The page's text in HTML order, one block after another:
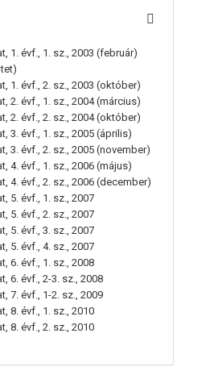
1. évf., 1. sz., 2003 (február)
1. évf., 2. sz., 2003 (október)
2. évf., 1. sz., 2004 (március)
2. évf., 2. sz., 2004 (október)
3. évf., 1. sz., 2005 (április)
3. évf., 2. sz., 2005 (november)
4. évf., 1. sz., 2006 (május)
4. évf., 2. sz., 2006 (december)
5. évf., 1. sz., 2007
5. évf., 2. sz., 2007
5. évf., 3. sz., 2007
5. évf., 4. sz., 2007
6. évf., 1. sz., 2008
6. évf., 2-3. sz., 2008
7. évf., 1-2. sz., 2009
8. évf., 1. sz., 2010
8. évf., 2. sz., 2010